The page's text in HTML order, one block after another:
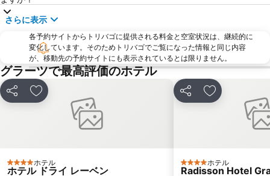
さらに表示
各予約サイトからトリバゴに提供される料金と空室状況は、継続的に
変化しています。そのためトリバゴでご覧になった情報と同じ内容
が、移動先の予約サイトにも表示されているとは限りません。
グラーツで最高評価のホテル
シェア お気に入りに追加
4 ホテルのランク
ホテル
ホテル ドライ レーベン
シェア お気に入りに
4 ホテルのランク
ホテル
Radisson Hotel